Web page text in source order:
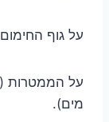
על גוף
על הממטרות
מים).